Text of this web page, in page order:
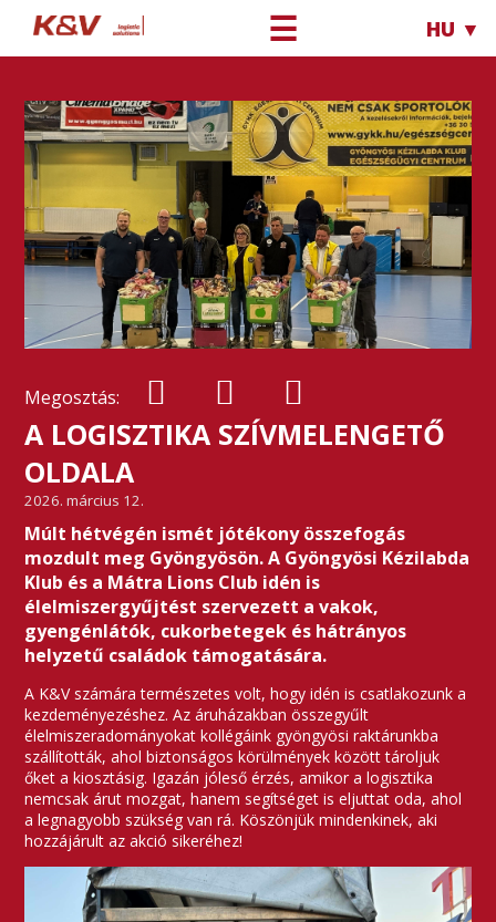
☰ HU ▼
Megosztás:
A LOGISZTIKA SZÍVMELENGETŐ
OLDALA
2026. március 12.
Múlt hétvégén ismét jótékony összefogás
mozdult meg Gyöngyösön. A Gyöngyösi Kézilabda
Klub és a Mátra Lions Club idén is
élelmiszergyűjtést szervezett a vakok,
gyengénlátók, cukorbetegek és hátrányos
helyzetű családok támogatására.
A K&V számára természetes volt, hogy idén is csatlakozunk a
kezdeményezéshez. Az áruházakban összegyűlt
élelmiszeradományokat kollégáink gyöngyösi raktárunkba
szállították, ahol biztonságos körülmények között tároljuk
őket a kiosztásig. Igazán jóleső érzés, amikor a logisztika
nemcsak árut mozgat, hanem segítséget is eljuttat oda, ahol
a legnagyobb szükség van rá. Köszönjük mindenkinek, aki
hozzájárult az akció sikeréhez!